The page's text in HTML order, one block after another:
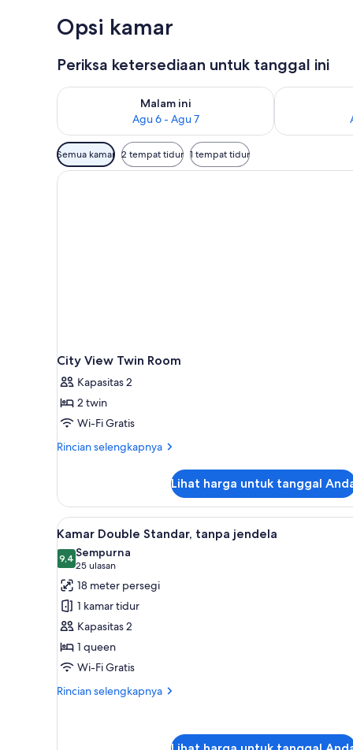
Opsi kamar
Periksa ketersediaan untuk tanggal ini
Malam ini
Agu 6 - Agu 7
Periksa ketersediaan untuk malam ini Agu 6 - Agu 7
Periksa
Filter
tersedia
untuk
Semua kamar 2 tempat tidur 1 tempat tidur
City View Twin Room
Kapasitas 2
2 twin
Wi-Fi Gratis
Rincian selengkapnya
Rincian
City
View
Twin
Room
Lihat harga untuk tanggal
Lihat
semua
foto
untuk
Kamar
Double
Standar,
tanpa
jendela
Kamar Double Standar,
12
Kamar Double Standar, tanpa jendela
9,49,4 dari 10
Sempurna
25 ulasan
(25
ulasan)
18 meter persegi
1 kamar tidur
Kapasitas 2
1 queen
Wi-Fi Gratis
Rincian selengkapnya
Rincian